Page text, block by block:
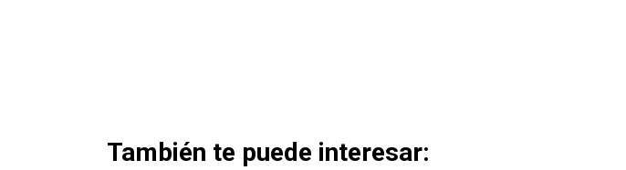
También te puede interesar: